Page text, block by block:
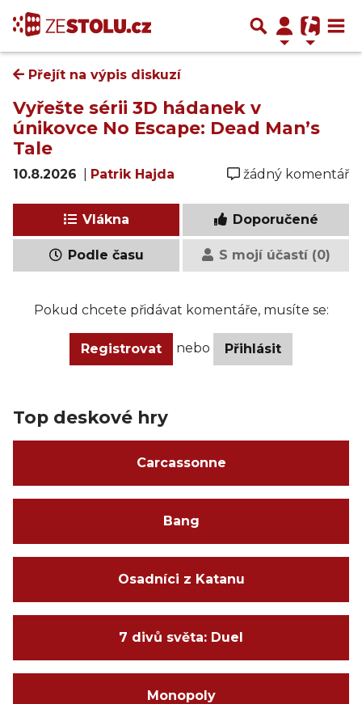
Přejít na výpis diskuzí
Vyřešte sérii 3D hádanek v
únikovce No Escape: Dead Man’s
Tale
10.8.2026 Patrik Hajda žádný komentář
Vlákna Doporučené
Podle času S mojí účastí (0)
Pokud chcete přidávat komentáře, musíte se:
Registrovat nebo Přihlásit
Top deskové hry
Carcassonne
Bang
Osadníci z Katanu
7 divů světa: Duel
Monopoly